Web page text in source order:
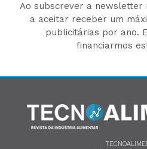
Ao subscrever a newsletter
a aceitar receber um
publicitárias por ano.
financiarmos